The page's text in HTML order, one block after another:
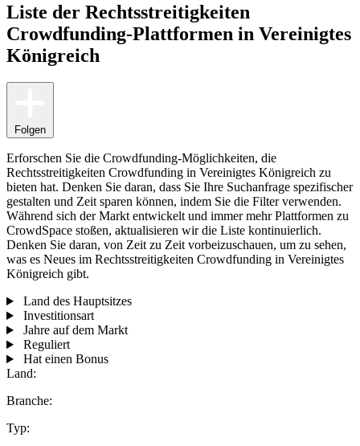
Liste der Rechtsstreitigkeiten
Crowdfunding-Plattformen in Vereinigtes
Königreich
Folgen
Erforschen Sie die Crowdfunding-Möglichkeiten, die
Rechtsstreitigkeiten Crowdfunding in Vereinigtes Königreich zu
bieten hat. Denken Sie daran, dass Sie Ihre Suchanfrage spezifischer
gestalten und Zeit sparen können, indem Sie die Filter verwenden.
Während sich der Markt entwickelt und immer mehr Plattformen zu
CrowdSpace stoßen, aktualisieren wir die Liste kontinuierlich.
Denken Sie daran, von Zeit zu Zeit vorbeizuschauen, um zu sehen,
was es Neues im Rechtsstreitigkeiten Crowdfunding in Vereinigtes
Königreich gibt.
Land des Hauptsitzes
Investitionsart
Jahre auf dem Markt
Reguliert
Hat einen Bonus
Land:
Branche:
Typ: